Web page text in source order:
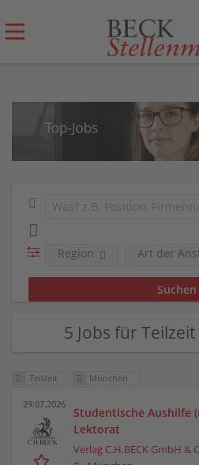
Region Art der
5 Jobs für
Teilzeit München
29.07.2026
Studentische Aushilfe
Lektorat
Verlag C.H.BECK GmbH &